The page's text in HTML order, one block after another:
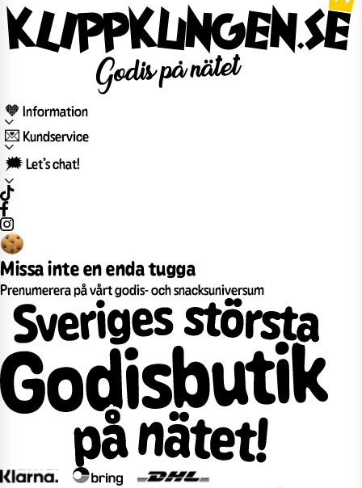
🧡 Information
💌 Kundservice
🗯️ Let’s chat!
Missa inte en enda tugga
Prenumerera på vårt godis- och snacksuniversum